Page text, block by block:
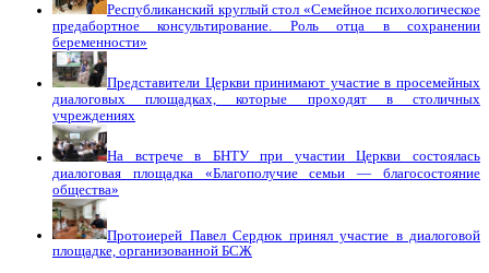
Республиканский круглый стол «Семейное психологическое
предабортное консультирование. Роль отца в сохранении
беременности»
Представители Церкви принимают участие в просемейных
диалоговых площадках, которые проходят в столичных
учреждениях
На встрече в БНТУ при участии Церкви состоялась
диалоговая площадка «Благополучие семьи — благосостояние
общества»
Протоиерей Павел Сердюк принял участие в диалоговой
площадке, организованной БСЖ